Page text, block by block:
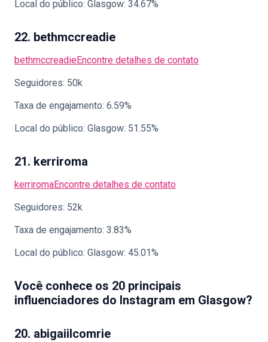
Local do público: Glasgow: 34.67%
22. bethmccreadie
bethmccreadieEncontre detalhes de contato
Seguidores: 50k
Taxa de engajamento: 6.59%
Local do público: Glasgow: 51.55%
21. kerriroma
kerriromaEncontre detalhes de contato
Seguidores: 52k
Taxa de engajamento: 3.83%
Local do público: Glasgow: 45.01%
Você conhece os 20 principais
influenciadores do Instagram em Glasgow?
20. abigaiilcomrie